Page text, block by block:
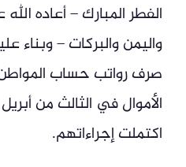
الفطر المبارك – أعاده
واليمن والبركات – وبناء
صرف رواتب حساب المواطن
الأموال في الثالث من
اكتملت إجراءاتهم.